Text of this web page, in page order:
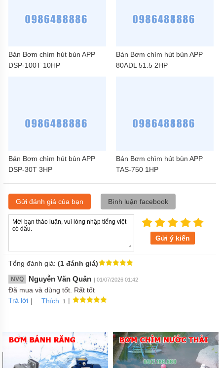
Bán Bơm chìm hút bùn APP
DSP-100T 10HP
Bán Bơm chìm hút bùn APP
80ADL 51.5 2HP
Bán Bơm chìm hút bùn APP
DSP-30T 3HP
Bán Bơm chìm hút bùn APP
TAS-750 1HP
Gửi đánh giá của bạn Bình luận facebook
Gửi ý kiến
Tổng đánh giá: (1 đánh giá)
NVQ Nguyễn Văn Quân | 01/07/2026 01:42
Đã mua và dùng tốt. Rất tốt
Trả lời | Thích .1 |